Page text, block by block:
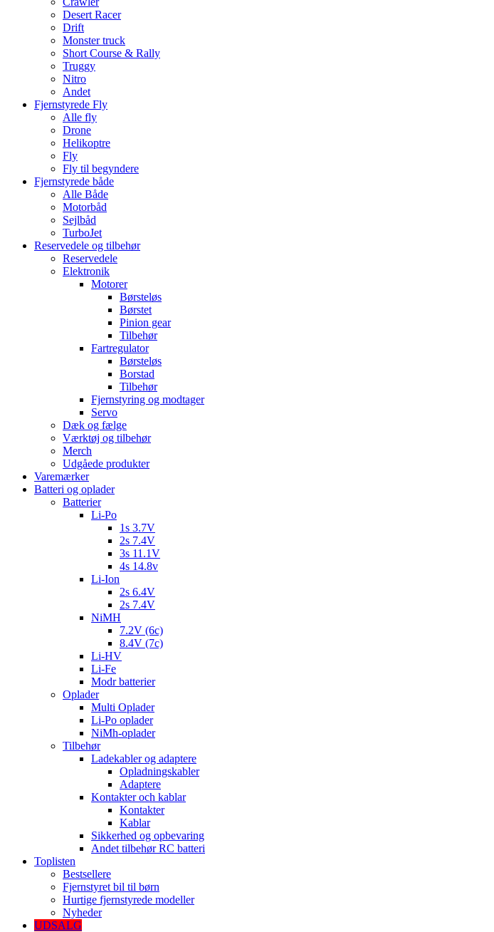
Desert Racer
Drift
Monster truck
Short Course & Rally
Truggy
Nitro
Andet
Fjernstyrede Fly
Alle fly
Drone
Helikoptre
Fly
Fly til begyndere
Fjernstyrede både
Alle Både
Motorbåd
Sejlbåd
TurboJet
Reservedele og tilbehør
Reservedele
Elektronik
Motorer
Børsteløs
Børstet
Pinion gear
Tilbehør
Fartregulator
Børsteløs
Borstad
Tilbehør
Fjernstyring og modtager
Servo
Dæk og fælge
Værktøj og tilbehør
Merch
Udgåede produkter
Varemærker
Batteri og oplader
Batterier
Li-Po
1s 3.7V
2s 7.4V
3s 11.1V
4s 14.8v
Li-Ion
2s 6.4V
2s 7.4V
NiMH
7.2V (6c)
8.4V (7c)
Li-HV
Li-Fe
Modr batterier
Oplader
Multi Oplader
Li-Po oplader
NiMh-oplader
Tilbehør
Ladekabler og adaptere
Opladningskabler
Adaptere
Kontakter och kablar
Kontakter
Kablar
Sikkerhed og opbevaring
Andet tilbehør RC batteri
Toplisten
Bestsellere
Fjernstyret bil til børn
Hurtige fjernstyrede modeller
Nyheder
UDSALG